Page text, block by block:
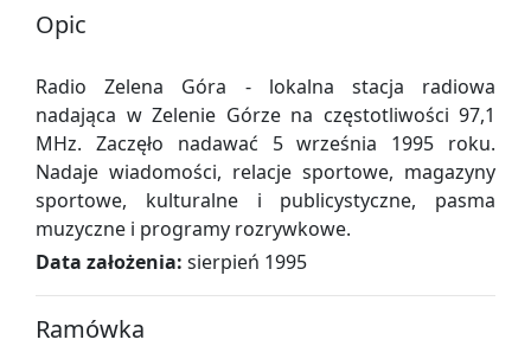
Opic
Radio Zelena Góra - lokalna stacja radiowa
nadająca w Zelenie Górze na częstotliwości 97,1
MHz. Zaczęło nadawać 5 września 1995 roku.
Nadaje wiadomości, relacje sportowe, magazyny
sportowe, kulturalne i publicystyczne, pasma
muzyczne i programy rozrywkowe.
Data założenia: sierpień 1995
Ramówka